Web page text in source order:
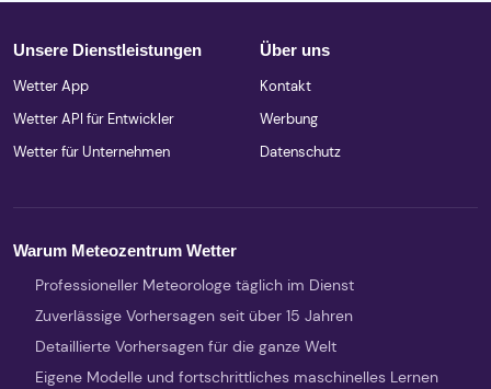
Unsere Dienstleistungen
Wetter App
Wetter API für Entwickler
Wetter für Unternehmen
Über uns
Kontakt
Werbung
Datenschutz
Warum Meteozentrum Wetter
Professioneller Meteorologe täglich im Dienst
Zuverlässige Vorhersagen seit über 15 Jahren
Detaillierte Vorhersagen für die ganze Welt
Eigene Modelle und fortschrittliches maschinelles Lernen